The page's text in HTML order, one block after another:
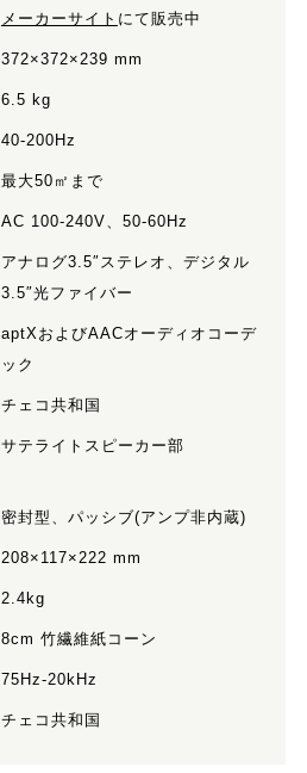
メーカーサイト にて販売中
372×372×239 mm
6.5 kg
40-200Hz
最大50㎡まで
AC 100-240V、50-60Hz
アナログ3.5″ステレオ、デジタル
3.5″光ファイバー
aptXおよびAACオーディオコーデ
ック
チェコ共和国
サテライトスピーカー部
密封型、パッシブ(アンプ非内蔵)
208×117×222 mm
2.4kg
8cm 竹繊維紙コーン
75Hz-20kHz
チェコ共和国